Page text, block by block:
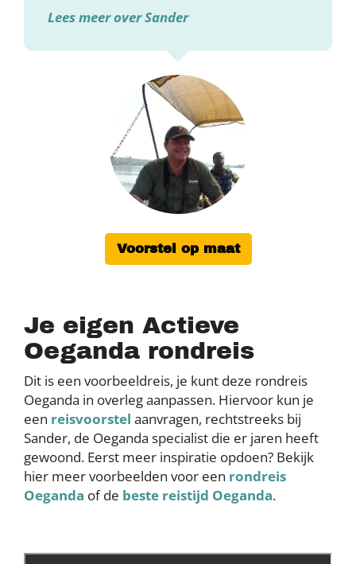
Lees meer over Sander
Voorstel op maat
Je eigen Actieve
Oeganda rondreis
Dit is een voorbeeldreis, je kunt deze rondreis
Oeganda in overleg aanpassen. Hiervoor kun je
een reisvoorstel aanvragen, rechtstreeks bij
Sander, de Oeganda specialist die er jaren heeft
gewoond. Eerst meer inspiratie opdoen? Bekijk
hier meer voorbeelden voor een rondreis
Oeganda of de beste reistijd Oeganda.